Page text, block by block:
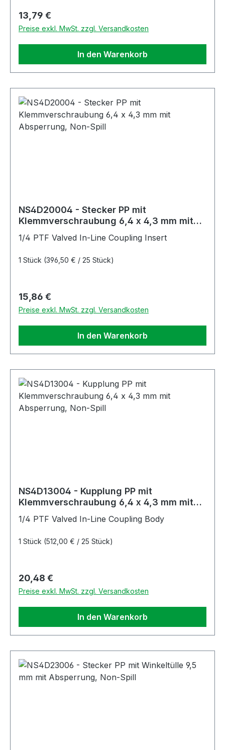
Regulärer Preis:
13,79 €
Preise exkl. MwSt. zzgl. Versandkosten
In den Warenkorb
NS4D20004 - Stecker PP mit
Klemmverschraubung 6,4 x 4,3 mm mit
1/4 PTF Valved In-Line Coupling Insert
1 Stück (396,50 € / 25 Stück)
Regulärer Preis:
15,86 €
Preise exkl. MwSt. zzgl. Versandkosten
In den Warenkorb
NS4D13004 - Kupplung PP mit
Klemmverschraubung 6,4 x 4,3 mm mit
1/4 PTF Valved In-Line Coupling Body
1 Stück (512,00 € / 25 Stück)
Regulärer Preis:
20,48 €
Preise exkl. MwSt. zzgl. Versandkosten
In den Warenkorb